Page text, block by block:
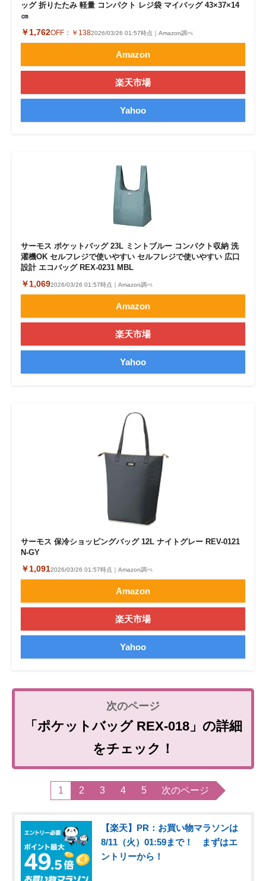
ッグ 折りたたみ 軽量 コンパクト レジ袋 マイバッグ 43×37×14
㎝
￥1,762OFF： ￥1382026/03/26 01:57時点｜Amazon調べ
Amazon
楽天市場
Yahoo
サーモス ポケットバッグ 23L ミントブルー コンパクト収納 洗
濯機OK セルフレジで使いやすい セルフレジで使いやすい 広口
設計 エコバッグ REX-0231 MBL
￥1,0692026/03/26 01:57時点｜Amazon調べ
Amazon
楽天市場
Yahoo
サーモス 保冷ショッピングバッグ 12L ナイトグレー REV-0121
N-GY
￥1,0912026/03/26 01:57時点｜Amazon調べ
Amazon
楽天市場
Yahoo
「ポケットバッグ REX-018」の詳細
をチェック！
1 2 3 4 5 次のページ
【楽天】PR：お買い物マラソンは
8/11（火）01:59まで！ まずはエ
ントリーから！